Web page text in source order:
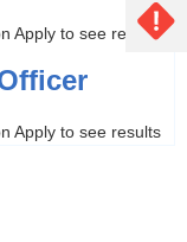
Apply to see results
Apply to see results